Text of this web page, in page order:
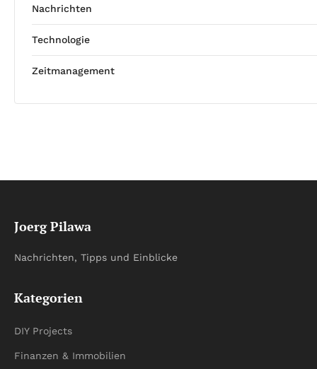
Nachrichten
Technologie
Zeitmanagement
Joerg Pilawa
Nachrichten, Tipps und Einblicke
Kategorien
DIY Projects
Finanzen & Immobilien